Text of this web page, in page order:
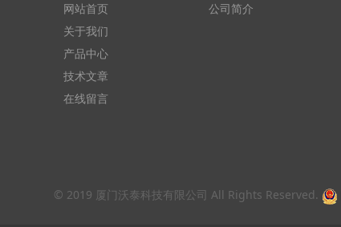
网站首页
关于我们
产品中心
技术文章
在线留言
公司简介
© 2019 厦门沃泰科技有限公司 All Rights Reserved.